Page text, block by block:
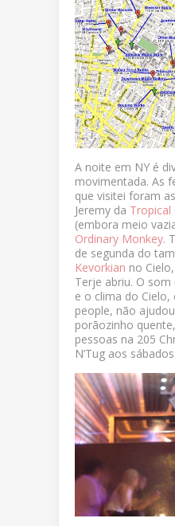
A noite em NY é
movimentada. As
que visitei foram
Jeremy da Tropical
(embora meio
Ordinary Monkey.
de segunda do
Kevorkian no
Terje abriu. O
e o clima do Cielo,
people, não
porãozinho
pessoas na 205
N’Tug aos